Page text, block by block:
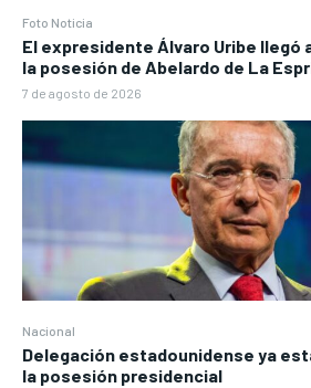
Foto Noticia
El expresidente Álvaro Uribe llegó
la posesión de Abelardo de La
7 de agosto de 2026
Nacional
Delegación estadounidense ya
la posesión presidencial